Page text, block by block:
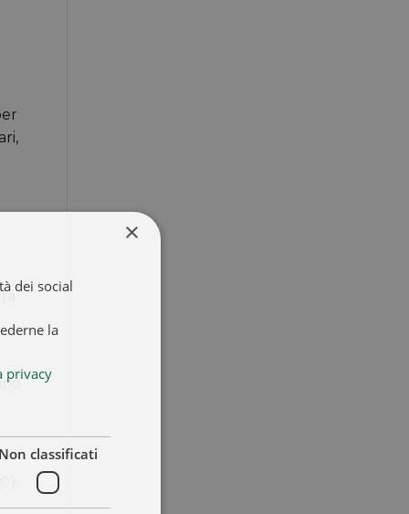
×
dei social
la
privacy
Non classificati